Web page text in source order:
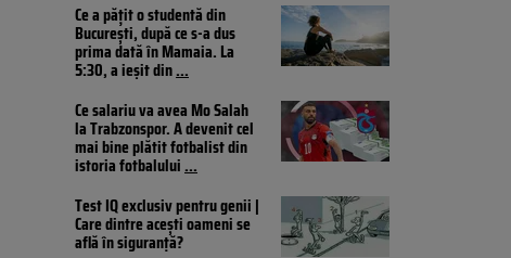
Ce a pățit o studentă din
București, după ce s-a dus
prima dată în Mamaia. La
5:30, a ieșit din...
Ce salariu va avea Mo Salah
la Trabzonspor. A devenit cel
mai bine plătit fotbalist din
istoria fotbalului...
Test IQ exclusiv pentru genii |
Care dintre acești oameni se
află în siguranță?